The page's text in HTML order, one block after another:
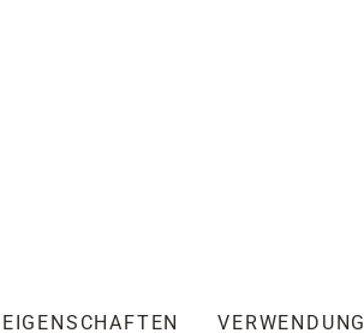
EIGENSCHAFTEN VERWENDUNG